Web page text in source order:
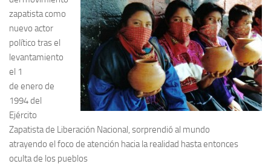
zapatista como
nuevo actor
político tras el
levantamiento
el 1
de enero de
1994 del
Ejército
Zapatista de Liberación Nacional, sorprendió al mundo
atrayendo el foco de atención hacia la realidad hasta entonces
oculta de los pueblos